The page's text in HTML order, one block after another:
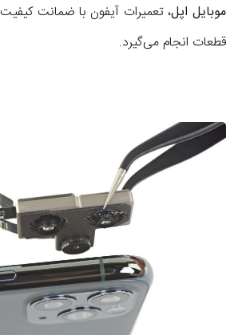
موبایل اپل، تعمیرات آیفون با ضمانت
قطعات انجام می‌گیرد.